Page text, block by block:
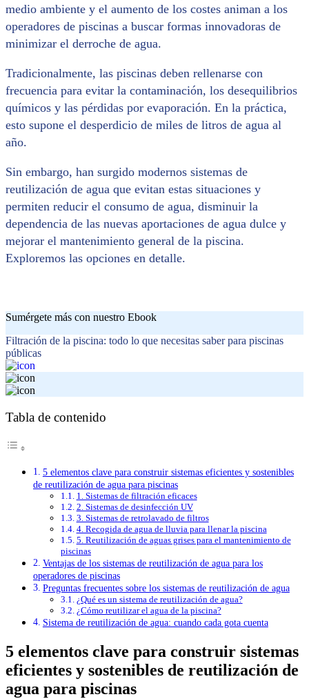
medio ambiente y el aumento de los costes animan a los
operadores de piscinas a buscar formas innovadoras de
minimizar el derroche de agua.
Tradicionalmente, las piscinas deben rellenarse con
frecuencia para evitar la contaminación, los desequilibrios
químicos y las pérdidas por evaporación. En la práctica,
esto supone el desperdicio de miles de litros de agua al
año.
Sin embargo, han surgido modernos sistemas de
reutilización de agua que evitan estas situaciones y
permiten reducir el consumo de agua, disminuir la
dependencia de las nuevas aportaciones de agua dulce y
mejorar el mantenimiento general de la piscina.
Exploremos las opciones en detalle.
Sumérgete más con nuestro Ebook
Filtración de la piscina: todo lo que necesitas saber para piscinas
públicas
Tabla de contenido
5 elementos clave para construir sistemas eficientes y sostenibles
de reutilización de agua para piscinas
1. Sistemas de filtración eficaces
2. Sistemas de desinfección UV
3. Sistemas de retrolavado de filtros
4. Recogida de agua de lluvia para llenar la piscina
5. Reutilización de aguas grises para el mantenimiento de
piscinas
Ventajas de los sistemas de reutilización de agua para los
operadores de piscinas
Preguntas frecuentes sobre los sistemas de reutilización de agua
¿Qué es un sistema de reutilización de agua?
¿Cómo reutilizar el agua de la piscina?
Sistema de reutilización de agua: cuando cada gota cuenta
5 elementos clave para construir sistemas
eficientes y sostenibles de reutilización de
agua para piscinas